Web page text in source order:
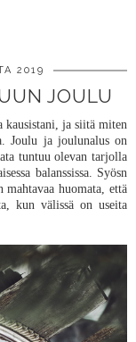
2019
JOULU
kausistani, ja siitä miten
Joulu ja joulunalus on
tuntuu olevan tarjolla
balanssissa. Syösn
huomata, että
kun välissä on useita